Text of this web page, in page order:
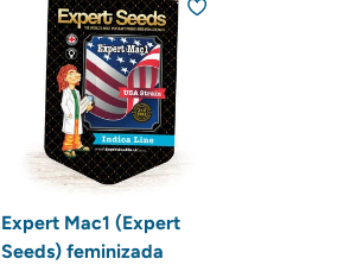
Expert Mac1 (Expert
Seeds) feminizada